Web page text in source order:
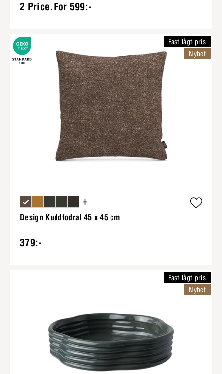
2 Price.For 599:-
+
Design Kuddfodral 45 x 45 cm
379:-
Fast lågt pris
Nyhet
Fast lågt pris
Nyhet